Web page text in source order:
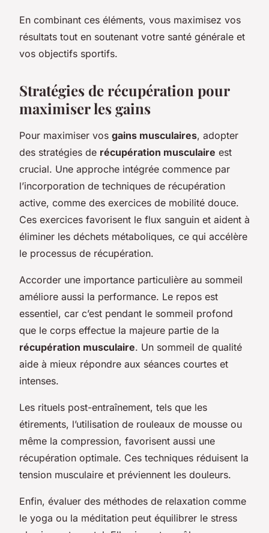
En combinant ces éléments, vous maximisez vos
résultats tout en soutenant votre santé générale et
vos objectifs sportifs.
Stratégies de récupération pour
maximiser les gains
Pour maximiser vos gains musculaires, adopter
des stratégies de récupération musculaire est
crucial. Une approche intégrée commence par
l’incorporation de techniques de récupération
active, comme des exercices de mobilité douce.
Ces exercices favorisent le flux sanguin et aident à
éliminer les déchets métaboliques, ce qui accélère
le processus de récupération.
Accorder une importance particulière au sommeil
améliore aussi la performance. Le repos est
essentiel, car c’est pendant le sommeil profond
que le corps effectue la majeure partie de la
récupération musculaire. Un sommeil de qualité
aide à mieux répondre aux séances courtes et
intenses.
Les rituels post-entraînement, tels que les
étirements, l’utilisation de rouleaux de mousse ou
même la compression, favorisent aussi une
récupération optimale. Ces techniques réduisent la
tension musculaire et préviennent les douleurs.
Enfin, évaluer des méthodes de relaxation comme
le yoga ou la méditation peut équilibrer le stress